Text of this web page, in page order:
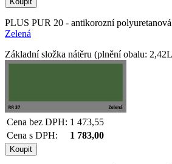
PLUS PUR 20 - antikorozní
Zelená
Základní složka nátěru (plnění obalu:
Cena bez DPH: 1 473,55
Cena s DPH:
1 783,00